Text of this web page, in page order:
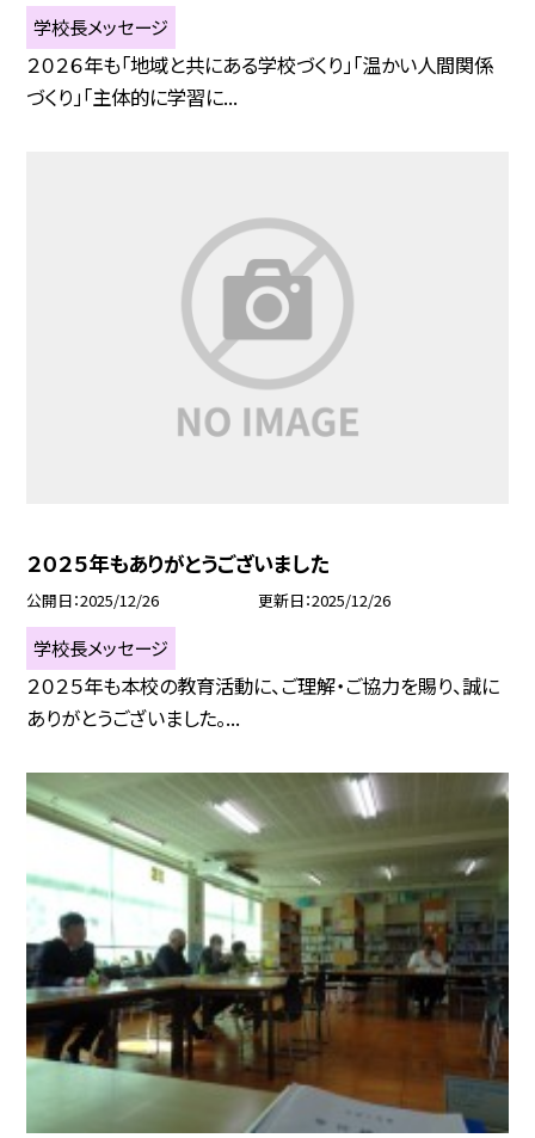
学校長メッセージ
２０２６年も「地域と共にある学校づくり」「温かい人間関係
づくり」「主体的に学習に...
２０２５年もありがとうございました
公開日 2025/12/26 更新日 2025/12/26
学校長メッセージ
２０２５年も本校の教育活動に、ご理解・ご協力を賜り、誠に
ありがとうございました。...